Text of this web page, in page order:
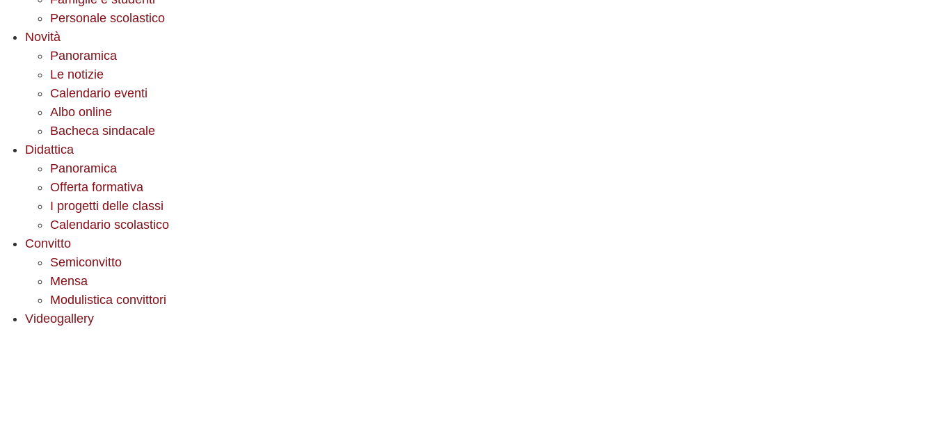
Personale scolastico
Novità
Panoramica
Le notizie
Calendario eventi
Albo online
Bacheca sindacale
Didattica
Panoramica
Offerta formativa
I progetti delle classi
Calendario scolastico
Convitto
Semiconvitto
Mensa
Modulistica convittori
Videogallery